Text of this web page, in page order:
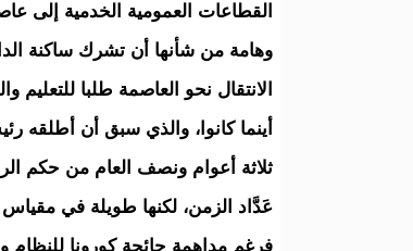
القطاعات العمومية الخدمية إلى
وهامة من شأنها أن تشرك ساكنة
الانتقال نحو العاصمة طلبا
أينما كانوا، والذي سبق أن أطلقه
ثلاثة أعوام ونصف العام من حكم
عَدَّاد الزمن، لكنها طويلة في
فرغم مداهمة جائحة كورونا للنظام